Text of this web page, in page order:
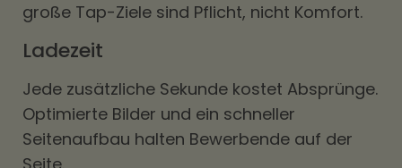
große Tap-Ziele sind Pflicht, nicht Komfort.
Ladezeit
Jede zusätzliche Sekunde kostet Absprünge.
Optimierte Bilder und ein schneller
Seitenaufbau halten Bewerbende auf der